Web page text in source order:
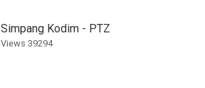
Simpang Kodim - PTZ
Views 39294